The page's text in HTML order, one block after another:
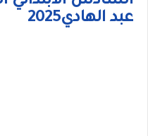
عبد الهادي2025